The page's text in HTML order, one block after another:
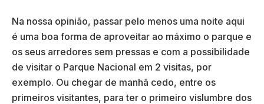
Na nossa opinião, passar pelo menos uma noite aqui
é uma boa forma de aproveitar ao máximo o parque e
os seus arredores sem pressas e com a possibilidade
de visitar o Parque Nacional em 2 visitas, por
exemplo. Ou chegar de manhã cedo, entre os
primeiros visitantes, para ter o primeiro vislumbre dos